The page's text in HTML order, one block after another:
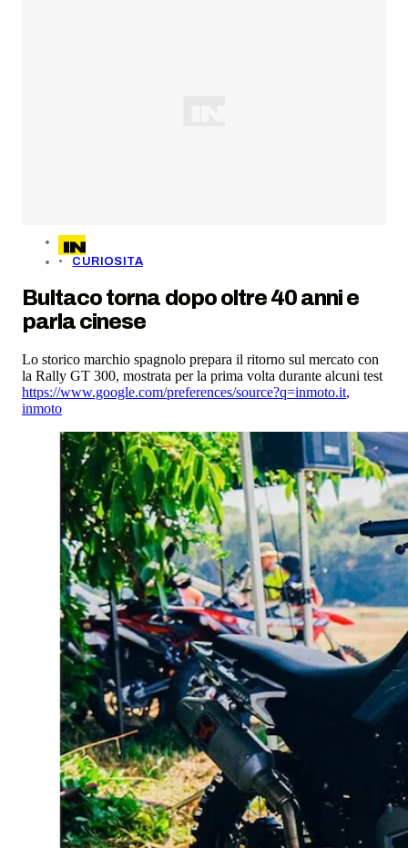
CURIOSITA
Bultaco torna dopo oltre 40 anni e
parla cinese
Lo storico marchio spagnolo prepara il ritorno sul mercato con
la Rally GT 300, mostrata per la prima volta durante alcuni test
https://www.google.com/preferences/source?q=inmoto.it,
inmoto